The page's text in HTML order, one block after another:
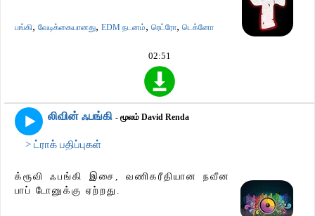
பங்கி, வேடிக்கையானது, EDM நடனம், ரெட்ரோ, டெக்னோ
02:51
லிவின் ஃபங்கி - மூலம் David Renda
> ட்ராக் பதிப்புகள்
க்ரூவி ஃபங்கி இசை, வணிகரீதியான நவீன
பாப் டோனுக்கு ஏற்றது.